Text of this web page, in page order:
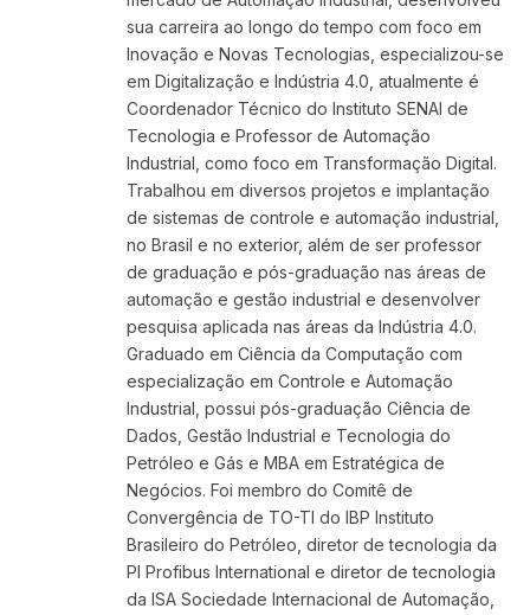
sua carreira ao longo do tempo com foco em
Inovação e Novas Tecnologias, especializou-se
em Digitalização e Indústria 4.0, atualmente é
Coordenador Técnico do Instituto SENAI de
Tecnologia e Professor de Automação
Industrial, como foco em Transformação Digital.
Trabalhou em diversos projetos e implantação
de sistemas de controle e automação industrial,
no Brasil e no exterior, além de ser professor
de graduação e pós-graduação nas áreas de
automação e gestão industrial e desenvolver
pesquisa aplicada nas áreas da Indústria 4.0.
Graduado em Ciência da Computação com
especialização em Controle e Automação
Industrial, possui pós-graduação Ciência de
Dados, Gestão Industrial e Tecnologia do
Petróleo e Gás e MBA em Estratégica de
Negócios. Foi membro do Comitê de
Convergência de TO-TI do IBP Instituto
Brasileiro do Petróleo, diretor de tecnologia da
PI Profibus International e diretor de tecnologia
da ISA Sociedade Internacional de Automação,